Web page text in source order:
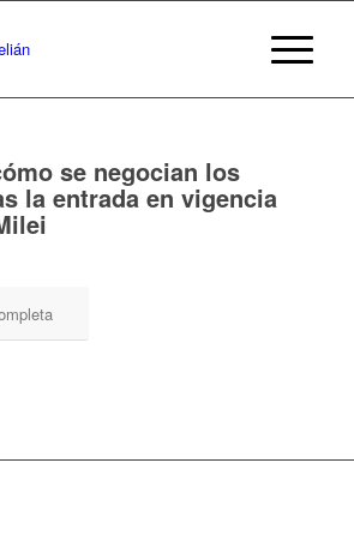
se negocian los
la entrada en vigencia